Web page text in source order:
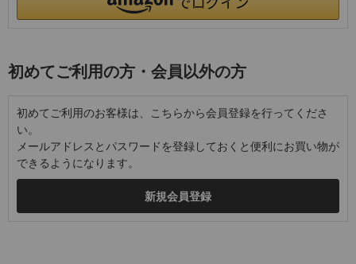
初めてご利用の方・会員以外の方
初めてご利用のお客様は、こちらから会員登録を行ってくださ
い。
メールアドレスとパスワードを登録しておくと便利にお買い物が
できるようになります。